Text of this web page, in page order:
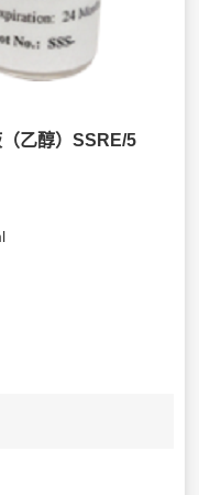
乙醇）SSRE/5